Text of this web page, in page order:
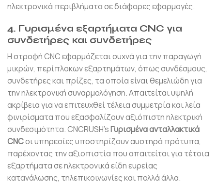
ηλεκτρονικά περιβλήματα σε διάφορες εφαρμογές.
4. Γυρισμένα εξαρτήματα CNC για
συνδετήρες και συνδετήρες
Η στροφή CNC εφαρμόζεται συχνά για την παραγωγή
μικρών, περίπλοκων εξαρτημάτων, όπως συνδέσμους,
συνδετήρες και πρίζες, τα οποία είναι θεμελιώδη για
την ηλεκτρονική συναρμολόγηση. Απαιτείται υψηλή
ακρίβεια για να επιτευχθεί τέλεια συμμετρία και λεία
φινιρίσματα που εξασφαλίζουν αξιόπιστη ηλεκτρική
συνδεσιμότητα. CNCRUSH’sΓυρισμένα ανταλλακτικά
CNCοι υπηρεσίες υποστηρίζουν αυστηρά πρότυπα,
παρέχοντας την αξιοπιστία που απαιτείται για τέτοια
εξαρτήματα σε ηλεκτρονικά είδη ευρείας
κατανάλωσης, τηλεπικοινωνίες και πολλά άλλα.